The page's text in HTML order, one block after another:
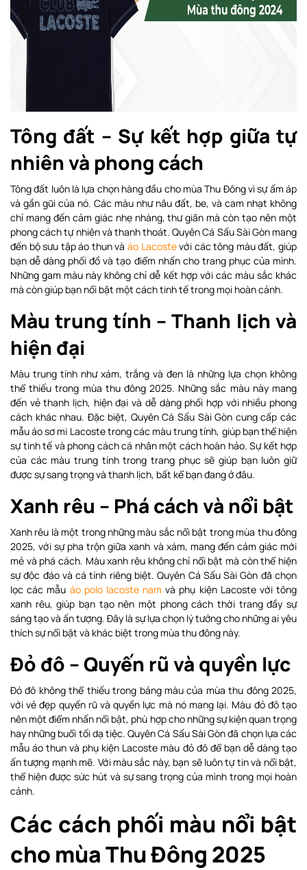
Tông đất – Sự kết hợp giữa tự
nhiên và phong cách
Tông đất luôn là lựa chọn hàng đầu cho mùa Thu Đông vì sự ấm áp
và gần gũi của nó. Các màu như nâu đất, be, và cam nhạt không
chỉ mang đến cảm giác nhẹ nhàng, thư giãn mà còn tạo nên một
phong cách tự nhiên và thanh thoát. Quyên Cá Sấu Sài Gòn mang
đến bộ sưu tập áo thun và áo Lacostevới các tông màu đất, giúp
bạn dễ dàng phối đồ và tạo điểm nhấn cho trang phục của mình.
Những gam màu này không chỉ dễ kết hợp với các màu sắc khác
mà còn giúp bạn nổi bật một cách tinh tế trong mọi hoàn cảnh.
Màu trung tính – Thanh lịch và
hiện đại
Màu trung tính như xám, trắng và đen là những lựa chọn không
thể thiếu trong mùa thu đông 2025. Những sắc màu này mang
đến vẻ thanh lịch, hiện đại và dễ dàng phối hợp với nhiều phong
cách khác nhau. Đặc biệt, Quyên Cá Sấu Sài Gòn cung cấp các
mẫu áo sơ mi Lacoste trong các màu trung tính, giúp bạn thể hiện
sự tinh tế và phong cách cá nhân một cách hoàn hảo. Sự kết hợp
của các màu trung tính trong trang phục sẽ giúp bạn luôn giữ
được sự sang trọng và thanh lịch, bất kể bạn đang ở đâu.
Xanh rêu – Phá cách và nổi bật
Xanh rêu là một trong những màu sắc nổi bật trong mùa thu đông
2025, với sự pha trộn giữa xanh và xám, mang đến cảm giác mới
mẻ và phá cách. Màu xanh rêu không chỉ nổi bật mà còn thể hiện
sự độc đáo và cá tính riêng biệt. Quyên Cá Sấu Sài Gòn đã chọn
lọc các mẫu áo polo lacoste nam và phụ kiện Lacoste với tông
xanh rêu, giúp bạn tạo nên một phong cách thời trang đầy sự
sáng tạo và ấn tượng. Đây là sự lựa chọn lý tưởng cho những ai yêu
thích sự nổi bật và khác biệt trong mùa thu đông này.
Đỏ đô – Quyến rũ và quyền lực
Đỏ đô không thể thiếu trong bảng màu của mùa thu đông 2025,
với vẻ đẹp quyến rũ và quyền lực mà nó mang lại. Màu đỏ đô tạo
nên một điểm nhấn nổi bật, phù hợp cho những sự kiện quan trọng
hay những buổi tối dạ tiệc. Quyên Cá Sấu Sài Gòn đã chọn lựa các
mẫu áo thun và phụ kiện Lacoste màu đỏ đô để bạn dễ dàng tạo
ấn tượng mạnh mẽ. Với màu sắc này, bạn sẽ luôn tự tin và nổi bật,
thể hiện được sức hút và sự sang trọng của mình trong mọi hoàn
cảnh.
Các cách phối màu nổi bật
cho mùa Thu Đông 2025